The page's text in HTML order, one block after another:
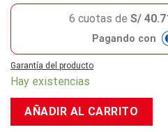
6 cuotas de S/
Pagando con
Garantía del producto
Hay existencias
AÑADIR AL CARRITO